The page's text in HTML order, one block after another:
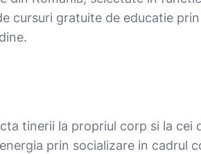
cursuri gratuite de educatie
tinerii la propriul corp si la cei
prin socializare in